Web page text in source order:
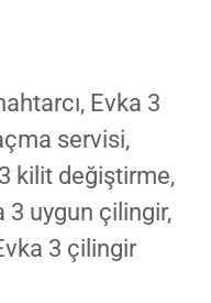
Evka 3
servisi,
kilit değiştirme,
3 uygun çilingir,
3 çilingir